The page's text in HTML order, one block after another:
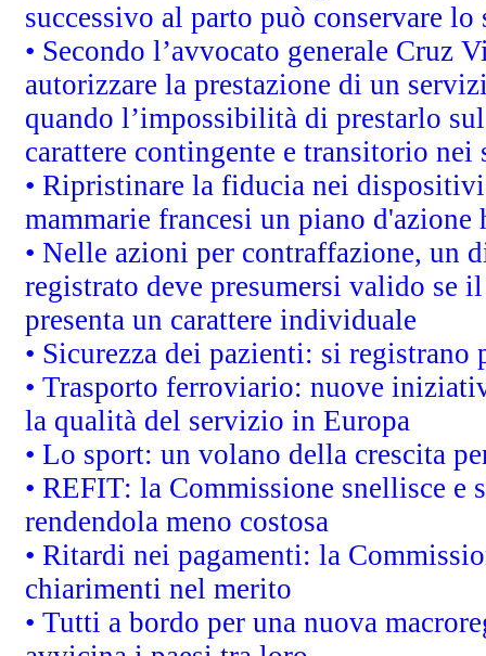
successivo al parto può conservare
• Secondo l’avvocato generale Cruz
autorizzare la prestazione di un
quando l’impossibilità di prestarlo
carattere contingente e transitorio
• Ripristinare la fiducia nei
mammarie francesi un piano
• Nelle azioni per contraffazione, un
registrato deve presumersi valido se
presenta un carattere individuale
• Sicurezza dei pazienti: si
• Trasporto ferroviario: nuove
la qualità del servizio in Europa
• Lo sport: un volano della crescita
• REFIT: la Commissione snellisce
rendendola meno costosa
• Ritardi nei pagamenti: la
chiarimenti nel merito
• Tutti a bordo per una nuova